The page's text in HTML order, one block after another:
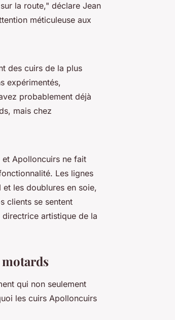
la route," déclare Jean
méticuleuse aux
des cuirs de la plus
expérimentés,
probablement déjà
mais chez
Apolloncuirs ne fait
Les lignes
les doublures en soie,
clients se sentent
artistique de la
qui non seulement
les cuirs Apolloncuirs